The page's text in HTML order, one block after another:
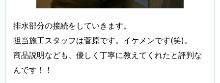
排水部分の接続をしていきます。
担当施工スタッフは菅原です。イケメンです(笑)。
商品説明なども、優しく丁寧に教えてくれたと評判な
んです！！